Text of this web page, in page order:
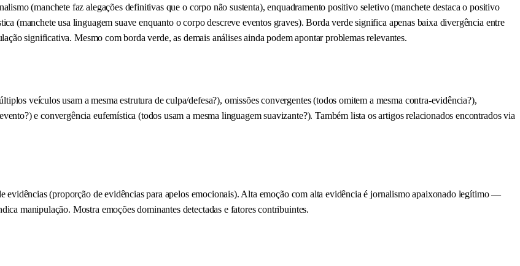
(manchete faz alegações definitivas que o corpo não sustenta), enquadramento positivo seletivo (manchete destaca o positivo
(manchete usa linguagem suave enquanto o corpo descreve eventos graves). Borda verde significa apenas baixa divergência entre
significativa. Mesmo com borda verde, as demais análises ainda podem apontar problemas relevantes.
veículos usam a mesma estrutura de culpa/defesa?), omissões convergentes (todos omitem a mesma contra-evidência?),
e convergência eufemística (todos usam a mesma linguagem suavizante?). Também lista os artigos relacionados encontrados via
evidências (proporção de evidências para apelos emocionais). Alta emoção com alta evidência é jornalismo apaixonado legítimo —
manipulação. Mostra emoções dominantes detectadas e fatores contribuintes.